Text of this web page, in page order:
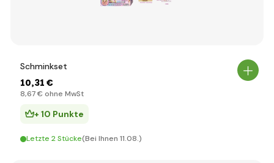
Schminkset
10,31 €
8,67 € ohne MwSt
+ 10 Punkte
Letzte 2 Stücke(Bei Ihnen 11.08.)